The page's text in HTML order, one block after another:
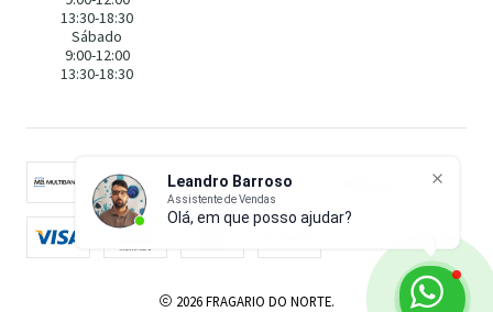
Leandro Barroso
Assistente de Vendas
Olá, em que posso ajudar?
13:30-18:30
Sábado
9:00-12:00
13:30-18:30
2026 FRAGARIO DO NORTE.